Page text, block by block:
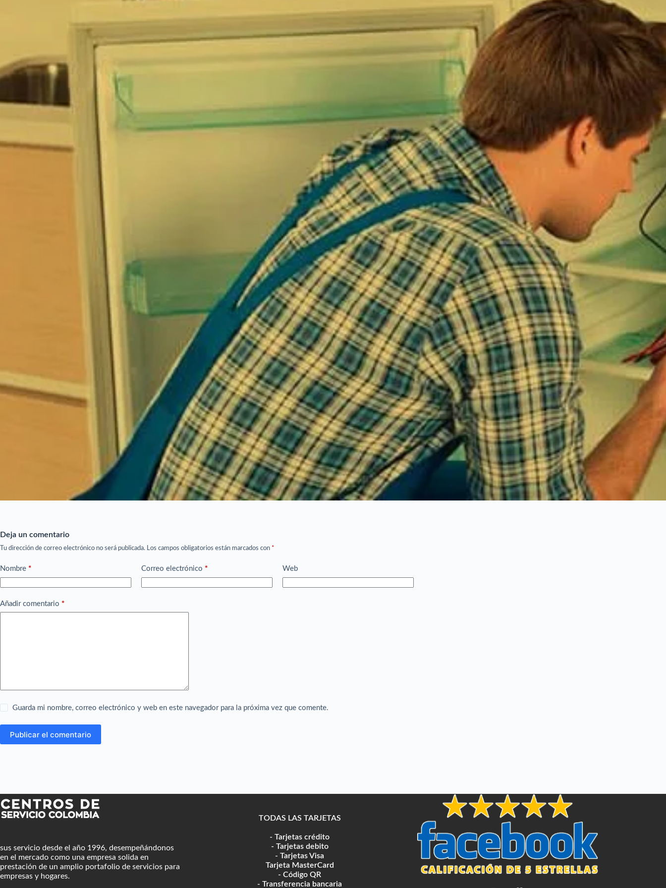
Deja un comentario
Tu dirección de correo electrónico no será publicada. Los campos obligatorios están marcados con *
Nombre * Correo electrónico * Web
Añadir comentario *
Guarda mi nombre, correo electrónico y web en este navegador para la próxima vez que comente.
Publicar el comentario
sus servicio desde el año 1996, desempeñándonos
en el mercado como una empresa solida en
prestación de un amplio portafolio de servicios para
empresas y hogares.
TODAS LAS TARJETAS
- Tarjetas crédito
- Tarjetas debito
- Tarjetas Visa
Tarjeta MasterCard
- Código QR
- Transferencia bancaria